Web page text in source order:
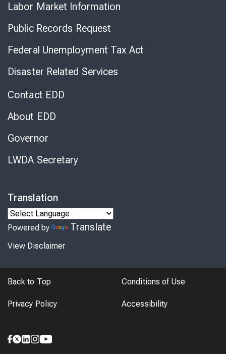
Labor Market Information
Public Records Request
Federal Unemployment Tax Act
Disaster Related Services
Contact EDD
About EDD
Governor
LWDA Secretary
Translation
Powered by Translate
View Disclaimer
Back to Top Conditions of Use
Privacy Policy Accessibility